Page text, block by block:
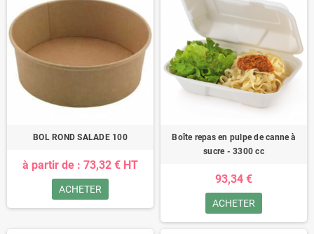
BOL ROND SALADE 100
à partir de : 73,32 € HT
ACHETER
Boîte repas en pulpe de canne à
sucre - 3300 cc
93,34 €
ACHETER